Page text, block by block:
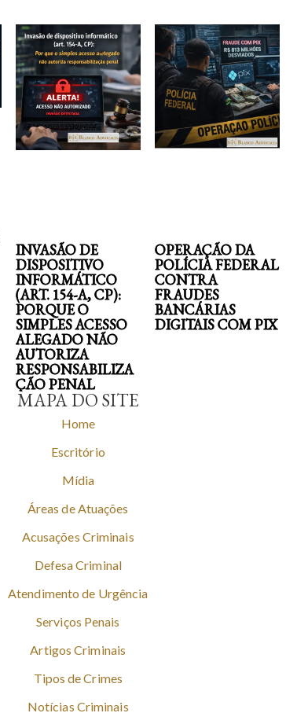
INVASÃO DE
DISPOSITIVO
INFORMÁTICO
(ART. 154-A, CP):
PORQUE O
SIMPLES ACESSO
ALEGADO NÃO
AUTORIZA
RESPONSABILIZA
ÇÃO PENAL
OPERAÇÃO DA
POLÍCIA FEDERAL
CONTRA
FRAUDES
BANCÁRIAS
DIGITAIS COM PIX
MAPA DO SITE
Home
Escritório
Mídia
Áreas de Atuações
Acusações Criminais
Defesa Criminal
Atendimento de Urgência
Serviços Penais
Artigos Criminais
Tipos de Crimes
Notícias Criminais